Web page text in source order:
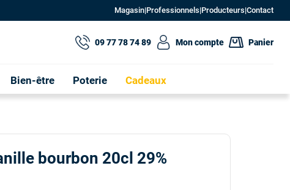
Magasin|Professionnels|Producteurs|Contact
Bien-être Poterie Cadeaux
09 77 78 74 89 Mon compte Panier
bourbon 20cl 29%